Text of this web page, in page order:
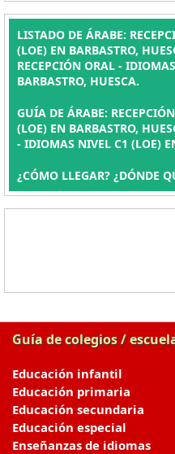
LISTADO DE ÁRABE:
(LOE) EN BARBASTRO,
RECEPCIÓN ORAL -
BARBASTRO, HUESCA.
GUÍA DE ÁRABE:
(LOE) EN BARBASTRO,
- IDIOMAS NIVEL C1 (LOE)
¿CÓMO LLEGAR? ¿DÓNDE
Guía de colegios /
Educación infantil
Educación primaria
Educación secundaria
Educación especial
Enseñanzas de idiomas